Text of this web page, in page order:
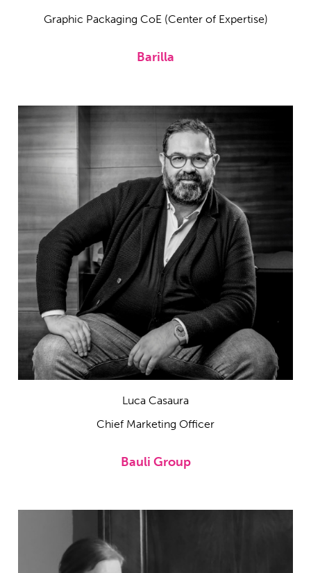
Graphic Packaging CoE (Center of Expertise)
Barilla
Luca Casaura
Chief Marketing Officer
Bauli Group